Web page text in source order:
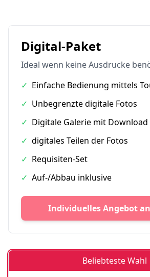
Digital-Paket
Ideal wenn keine Ausdrucke
✓ Einfache Bedienung mittels
✓ Unbegrenzte digitale Fotos
✓ Digitale Galerie mit Download
✓ digitales Teilen der Fotos
✓ Requisiten-Set
✓ Auf-/Abbau inklusive
Individuelles Angebot
Beliebteste Wahl